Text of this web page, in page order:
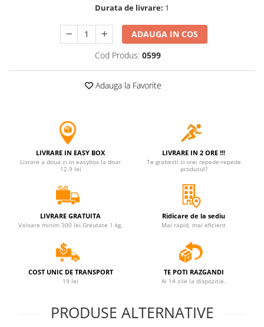
UNIVERSUL COPIILOR
Costume si seturi pentru copii
Accesorii costume copii
Jucarii antistres
Plusuri roblox, rainbow friend
Figurine si masinute duble
Instrumente muzicale de jucarie
Gaming, Carti & Birotica
Costume spiderman
ACCESORII & DIVERSE
Accesorii decorative
Jocuri de sah si table
Produse si dispozitive ajutatoare
Durata de livrare: 1
ADAUGA IN COS
Cod Produs: 0599
Adauga la Favorite
LIVRARE IN EASY BOX
Livrare a doua zi in easybox la doar
12.9 lei
LIVRARE IN 2 ORE !!!
Te grabesti si vrei repede-repede
produsul?
LIVRARE GRATUITA
Valoare minim 300 lei.Greutate 1 kg.
Ridicare de la sediu
Mai rapid, mai eficient
COST UNIC DE TRANSPORT
19 lei
TE POTI RAZGANDI
Ai 14 zile la dispozitie.
PRODUSE ALTERNATIVE